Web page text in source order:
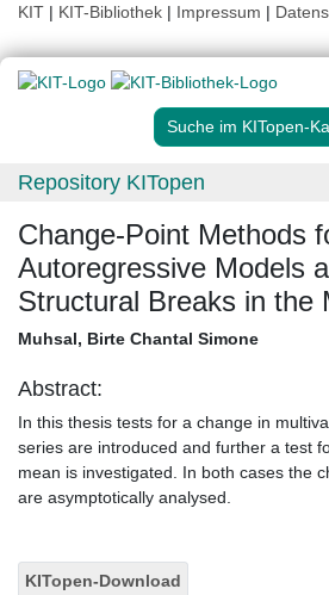
KIT | KIT-Bibliothek | Impressum |
Suche im KITopen-
Repository KITopen
Change-Point Methods
Autoregressive Models
Structural Breaks in the
Muhsal, Birte Chantal Simone
Abstract:
In this thesis tests for a change in
series are introduced and further a test
mean is investigated. In both cases the
are asymptotically analysed.
KITopen-Download